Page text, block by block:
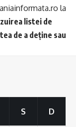
la
listei de
de a deține sau
S D